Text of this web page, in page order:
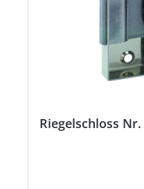
Riegelschloss Nr.